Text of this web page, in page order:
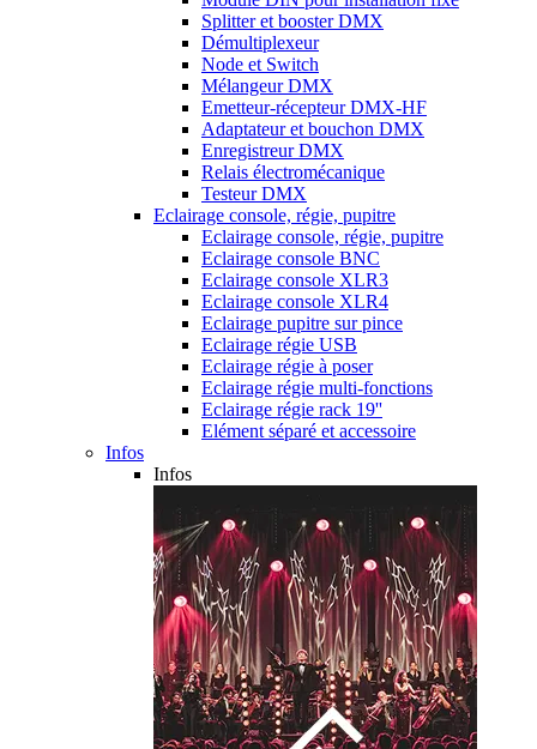
Splitter et booster DMX
Démultiplexeur
Node et Switch
Mélangeur DMX
Emetteur-récepteur DMX-HF
Adaptateur et bouchon DMX
Enregistreur DMX
Relais électromécanique
Testeur DMX
Eclairage console, régie, pupitre
Eclairage console, régie, pupitre
Eclairage console BNC
Eclairage console XLR3
Eclairage console XLR4
Eclairage pupitre sur pince
Eclairage régie USB
Eclairage régie à poser
Eclairage régie multi-fonctions
Eclairage régie rack 19''
Elément séparé et accessoire
Infos
Infos